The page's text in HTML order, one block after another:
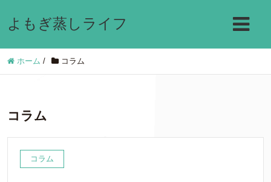
よもぎ蒸しライフ
ホーム / コラム
コラム
コラム